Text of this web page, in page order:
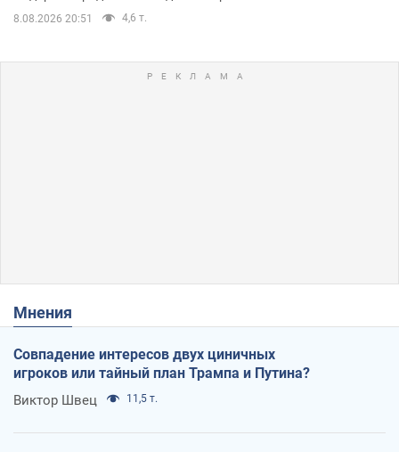
8.08.2026 20:51 4,6 т.
Мнения
Совпадение интересов двух циничных
игроков или тайный план Трампа и Путина?
Виктор Швец 11,5 т.